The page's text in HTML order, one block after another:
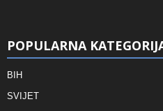
POPULARNA
BIH
SVIJET